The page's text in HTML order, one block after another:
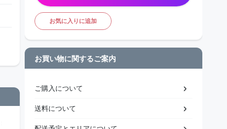
お気に入りに追加
お買い物に関するご案内
ご購入について
送料について